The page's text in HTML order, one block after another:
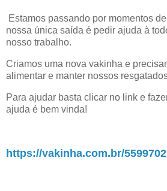
Estamos passando por momentos
nossa única saída é pedir ajuda à
nosso trabalho.
Criamos uma nova vakinha e
alimentar e manter nossos
Para ajudar basta clicar no link e
ajuda é bem vinda!
https://vakinha.com.br/5599702